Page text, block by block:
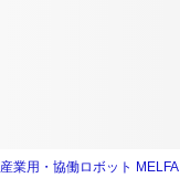
産業用・協働ロボット MELFA